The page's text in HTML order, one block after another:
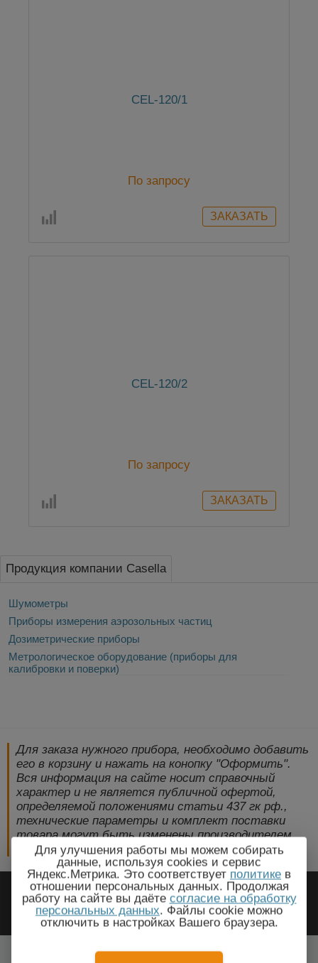
CEL-120/1
По запросу
CEL-120/2
По запросу
Продукция компании Casella
Шумометры
Приборы измерения аэрозольных частиц
Дозиметрические приборы
Метрологическое оборудование (приборы для
калибровки и поверки)
Для заказа нужного прибора, необходимо добавить
его в корзину и нажать на конопку "Оформить".
Вся информация на сайте носит справочный
характер и не является публичной офертой,
определяемой положениями статьи 437 гк рф.,
технические параметры и комплект поставки
товара могут быть изменены производителем
без предварительного уведомления!
2009-2026 © ЭлектроПрогресс -
Электротехническое оборудование
Для улучшения работы мы можем собирать
данные, используя cookies и сервис
Яндекс.Метрика. Это соответствует политике в
отношении персональных данных. Продолжая
работу на сайте вы даёте согласие на обработку
персональных данных. Файлы cookie можно
отключить в настройках Вашего браузера.